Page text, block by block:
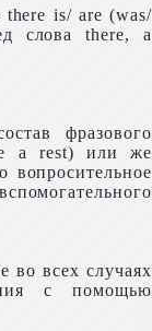
there is/ are (was/
слова there, а
фразового
a rest) или же
вопросительное
во всех случаях
с помощью